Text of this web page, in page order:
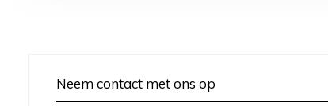
Neem contact met ons op